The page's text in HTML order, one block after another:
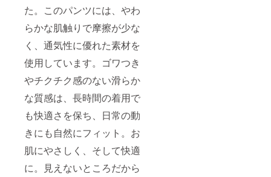
た。このパンツには、やわ
らかな肌触りで摩擦が少な
く、通気性に優れた素材を
使用しています。ゴワつき
やチクチク感のない滑らか
な質感は、長時間の着用で
も快適さを保ち、日常の動
きにも自然にフィット。お
肌にやさしく、そして快適
に。見えないところだから